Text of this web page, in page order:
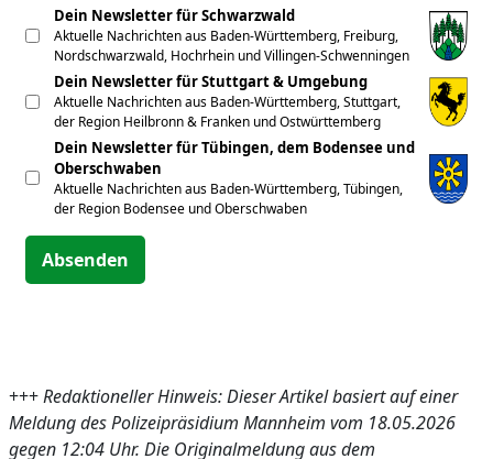
Dein Newsletter für Schwarzwald
Aktuelle Nachrichten aus Baden-Württemberg, Freiburg,
Nordschwarzwald, Hochrhein und Villingen-Schwenningen
Dein Newsletter für Stuttgart & Umgebung
Aktuelle Nachrichten aus Baden-Württemberg, Stuttgart,
der Region Heilbronn & Franken und Ostwürttemberg
Dein Newsletter für Tübingen, dem Bodensee und
Oberschwaben
Aktuelle Nachrichten aus Baden-Württemberg, Tübingen,
der Region Bodensee und Oberschwaben
Absenden
+++Redaktioneller Hinweis: Dieser Artikel basiert auf einer
Meldung des Polizeipräsidium Mannheim vom 18.05.2026
gegen 12:04 Uhr. Die Originalmeldung aus dem